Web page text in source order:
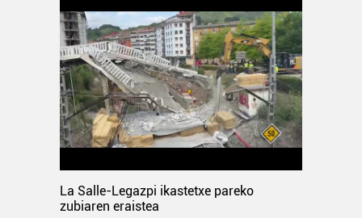
La Salle-Legazpi ikastetxe pareko
zubiaren eraistea